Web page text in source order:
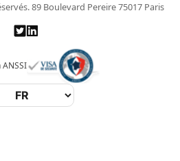
89 Boulevard Pereire 75017 Paris